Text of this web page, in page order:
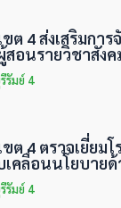
ต 4 ส่งเสริมการ
สอนรายวิชาสัง
รัมย์ 4
ต 4 ตรวจเยี่ยมโ
เคลื่อนนโยบาย
รัมย์ 4